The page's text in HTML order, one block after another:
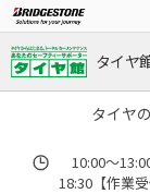
タイヤ
タイヤ
10:00～
18:30【作業